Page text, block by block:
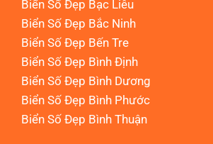
Biển Số Đẹp Bạc Liêu
Biển Số Đẹp Bắc Ninh
Biển Số Đẹp Bến Tre
Biển Số Đẹp Bình Định
Biển Số Đẹp Bình Dương
Biển Số Đẹp Bình Phước
Biển Số Đẹp Bình Thuận